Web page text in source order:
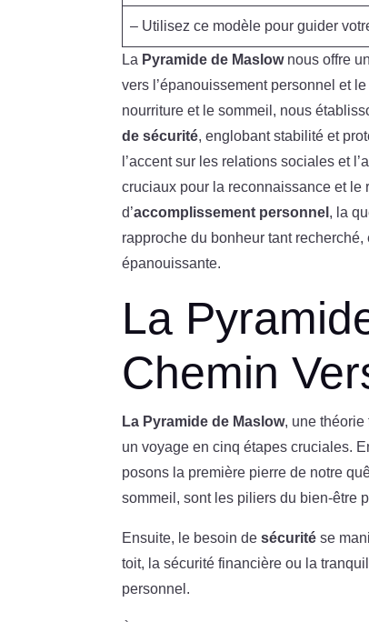
– Utilisez ce modèle pour guider
La Pyramide de Maslownous offre
vers l’épanouissement personnel et
nourriture et le sommeil, nous
de sécurité, englobant stabilité et
l’accent sur les relations sociales et
cruciaux pour la reconnaissance et le
d’accomplissement personnel , la
rapproche du bonheur tant
épanouissante.
La
Chemin
La Pyramide de Maslow, une
un voyage en cinq étapes cruciales.
posons la première pierre de notre
sommeil, sont les piliers du bien-être
Ensuite, le besoin desécurité se
toit, la sécurité financière ou la
personnel.